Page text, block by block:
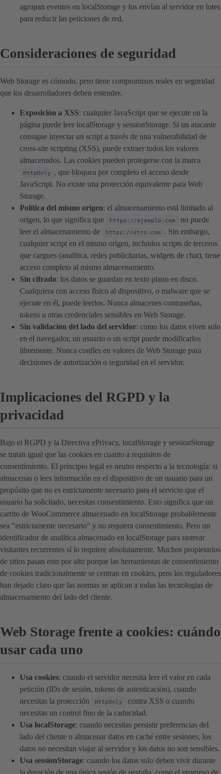
agrupan eventos en localStorage y los envían al servidor en lotes
para reducir las peticiones de red.
Consideraciones de seguridad
Web Storage es cómodo, pero tiene compromisos reales en seguridad
que los desarrolladores deben entender.
Exposición a XSS: cualquier JavaScript que se ejecute en la
página puede leer localStorage y sessionStorage. Si un atacante
consigue inyectar un script a través de una vulnerabilidad de
cross-site scripting (XSS), puede extraer todos los valores
almacenados. Las cookies pueden protegerse con la marca
HttpOnly
, que bloquea por completo el acceso desde
JavaScript. No existe una protección equivalente para Web
Storage.
Política del mismo origen: el almacenamiento está limitado al
origen, lo que significa que
https://ejemplo.com
no puede
leer el almacenamiento de
https://otro.com
. Sin embargo,
cualquier script en el mismo origen, incluidos scripts de terceros
que cargues (analítica, redes publicitarias, widgets de chat), tiene
acceso completo al mismo almacenamiento.
Sin cifrado: los datos se guardan en texto plano en disco.
Cualquiera con acceso físico al dispositivo, o malware que se
ejecute en él, puede leerlos. Nunca almacenes contraseñas,
tokens u otras credenciales sensibles en Web Storage.
Sin validación del lado del servidor: como los datos viven solo
en el navegador, un usuario o un script puede modificarlos
libremente. Nunca confíes en valores de Web Storage para
decisiones de autorización o seguridad en el servidor.
Implicaciones del RGPD y la
privacidad
Bajo el RGPD y la Directiva ePrivacy, localStorage y sessionStorage
se tratan igual que las cookies en cuanto a requisitos de
consentimiento. El principio legal es neutro respecto a la tecnología: si
almacenas o lees información en el dispositivo de un usuario para un
propósito que no es estrictamente necesario para el servicio que el
usuario ha solicitado, necesitas consentimiento. Esto significa que un
carrito de WooCommerce almacenado en localStorage probablemente
sea "estrictamente necesario" y no requiera consentimiento. Pero un
identificador de analítica almacenado en localStorage para rastrear
visitantes recurrentes sí lo requiere absolutamente. Muchos propietarios
de sitios pasan esto por alto porque las herramientas de consentimiento
de cookies tradicionalmente se centran en cookies, pero los reguladores
han dejado claro que las normas se aplican a todas las tecnologías de
almacenamiento del lado del cliente.
Web Storage frente a cookies: cuándo
usar cada uno
Usa cookies: cuando el servidor necesita leer el valor en cada
petición (IDs de sesión, tokens de autenticación), cuando
necesitas la protección
HttpOnly
contra XSS o cuando
necesitas un control fino de la caducidad.
Usa localStorage: cuando necesitas persistir preferencias del
lado del cliente o almacenar datos en caché entre sesiones, los
datos no necesitan viajar al servidor y los datos no son sensibles.
Usa sessionStorage: cuando los datos solo deben vivir durante